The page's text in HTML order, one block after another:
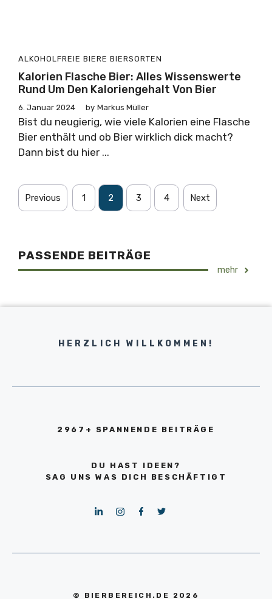
ALKOHOLFREIE BIERE BIERSORTEN
Kalorien Flasche Bier: Alles Wissenswerte
Rund Um Den Kaloriengehalt Von Bier
6. Januar 2024 by Markus Müller
Bist du neugierig, wie viele Kalorien eine Flasche
Bier enthält und ob Bier wirklich dick macht?
Dann bist du hier ...
Previous 1 2 3 4 Next
PASSENDE BEITRÄGE
mehr
HERZLICH WILLKOMMEN!
2967+ SPANNENDE BEITRÄGE
DU HAST IDEEN?
SAG UNS WAS DICH BESCHÄFTIGT
© BIERBEREICH.DE 2026